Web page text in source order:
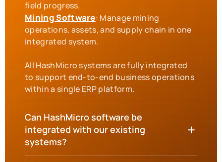
Mining Software: Manage mining
operations, assets, and supply chain in one
integrated system.
All HashMicro systems are fully integrated
to support end-to-end business operations
within a single ERP platform.
Can HashMicro software be
integrated with our existing
systems?